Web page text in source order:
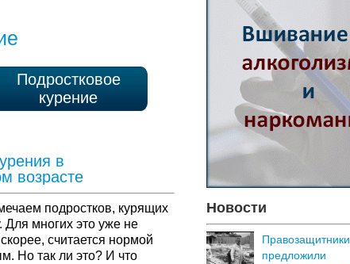
Подростковое
курение
в
возрасте
подростков, курящих
Для многих это уже не
считается нормой
Но так ли это? И что
Новости
Правозащитники
предложили